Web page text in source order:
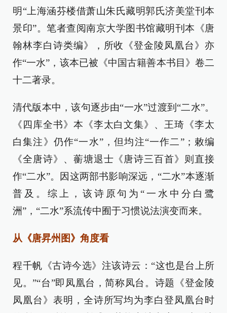
明“上海涵芬楼借萧山朱氏藏明郭氏济美堂刊本
景印”。笔者查阅南京大学图书馆藏明刊本《唐
翰林李白诗类编》，所收《登金陵凤凰台》亦
作“一水”，该本已被《中国古籍善本书目》卷二
十二著录。
清代版本中，该句逐步由“一水”过渡到“二水”。
《四库全书》本《李太白文集》、王琦《李太
白集注》仍作“一水”，但均注“一作二”；敕编
《全唐诗》、蘅塘退士《唐诗三百首》则直接
作“二水”。因这两部书影响深远，“二水”本逐渐
普及。综上，该诗原句为“一水中分白鹭
洲”，“二水”系流传中囿于习惯说法演变而来。
从《唐昇州图》角度看
程千帆《古诗今选》注该诗云：“这也是台上所
见。”“台”即凤凰台，简称凤台。诗题《登金陵
凤凰台》表明，全诗所写均为李白登凤凰台时